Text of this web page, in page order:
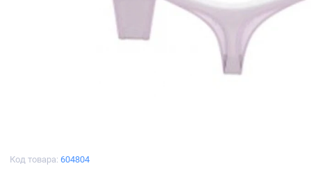
Код товара: 604804